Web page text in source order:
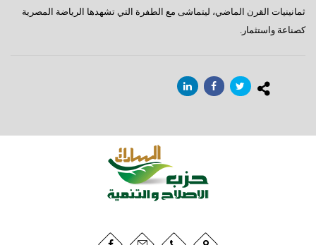
ثمانينيات القرن الماضي، ليتماشى مع الطفرة التي تشهدها الرياضة المصرية
كصناعة واستثمار.